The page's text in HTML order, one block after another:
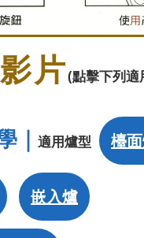
片(點擊下列適
｜ 適用爐型 檯
嵌入爐